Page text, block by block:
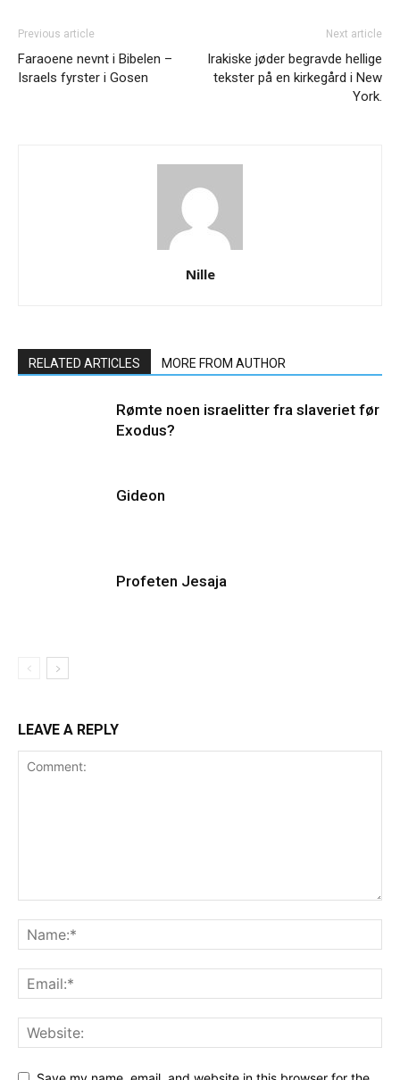
Previous article
Faraoene nevnt i Bibelen –
Israels fyrster i Gosen
Next article
Irakiske jøder begravde hellige
tekster på en kirkegård i New
York.
Nille
RELATED ARTICLES MORE FROM AUTHOR
Rømte noen israelitter fra slaveriet før
Exodus?
Gideon
Profeten Jesaja
LEAVE A REPLY